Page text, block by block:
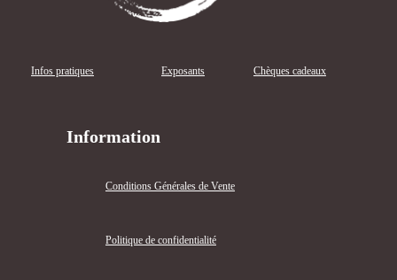
Infos pratiques Exposants Chèques cadeaux
Information
Conditions Générales de Vente
Politique de confidentialité